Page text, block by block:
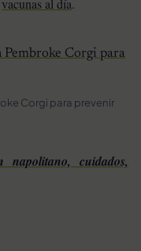
vacunas al día.
Corgi para prevenir
napolitano, cuidados,